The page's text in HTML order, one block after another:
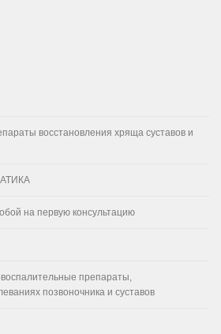
восстановления хряща суставов и
на первую консультацию
препараты,
позвоночника и суставов